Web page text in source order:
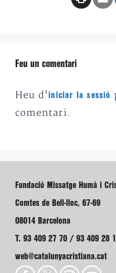
Feu un comentari
Heu d'iniciar la sessió
comentari.
Fundació Missatge Humà i
Comtes de Bell-lloc, 67-69
08014 Barcelona
T. 93 409 27 70 / 93 409 28
web@catalunyacristiana.cat